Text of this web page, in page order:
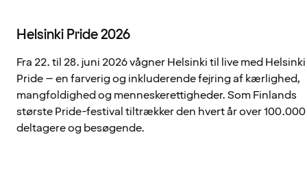
Helsinki Pride 2026
Fra 22. til 28. juni 2026 vågner Helsinki til live med Helsinki
Pride – en farverig og inkluderende fejring af kærlighed,
mangfoldighed og menneskerettigheder. Som Finlands
største Pride-festival tiltrækker den hvert år over 100.000
deltagere og besøgende.